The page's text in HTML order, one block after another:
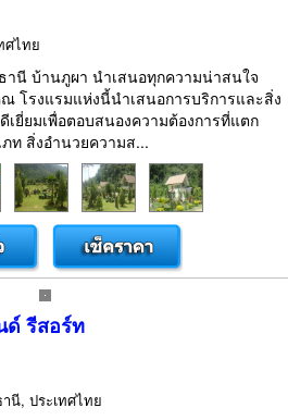
ศไทย
านี บ้านภูผา นำเสนอทุกความน่าสนใจ
โรงแรมแห่งนี้นำเสนอการบริการและสิ่ง
ยี่ยมเพื่อตอบสนองความต้องการที่แตก
ท สิ่งอำนวยความส...
ด์ รีสอร์ท
นี, ประเทศไทย